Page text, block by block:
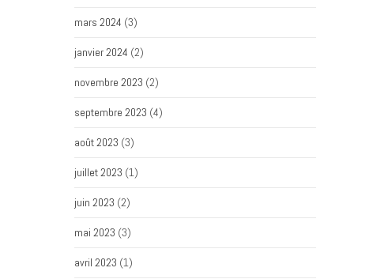
mars 2024 (3)
janvier 2024 (2)
novembre 2023 (2)
septembre 2023 (4)
août 2023 (3)
juillet 2023 (1)
juin 2023 (2)
mai 2023 (3)
avril 2023 (1)